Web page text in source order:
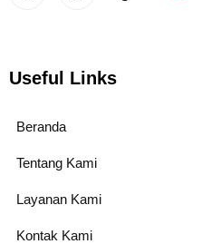
Useful Links
Beranda
Tentang Kami
Layanan Kami
Kontak Kami